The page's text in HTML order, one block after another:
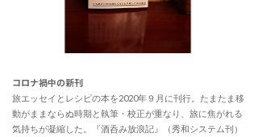
コロナ禍中の新刊
旅エッセイとレシピの本を2020年９月に刊行。たまたま移
動がままならぬ時期と執筆・校正が重なり、旅に焦がれる
気持ちが凝縮した。『酒呑み放浪記』（秀和システム刊）